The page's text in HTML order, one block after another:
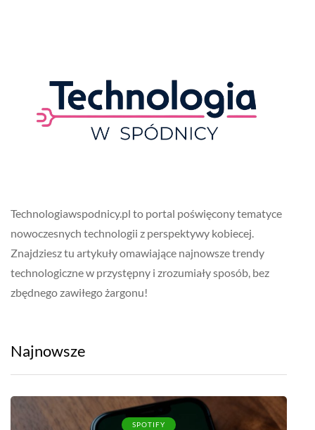
Technologiawspodnicy.pl to portal poświęcony tematyce
nowoczesnych technologii z perspektywy kobiecej.
Znajdziesz tu artykuły omawiające najnowsze trendy
technologiczne w przystępny i zrozumiały sposób, bez
zbędnego zawiłego żargonu!
Najnowsze
SPOTIFY